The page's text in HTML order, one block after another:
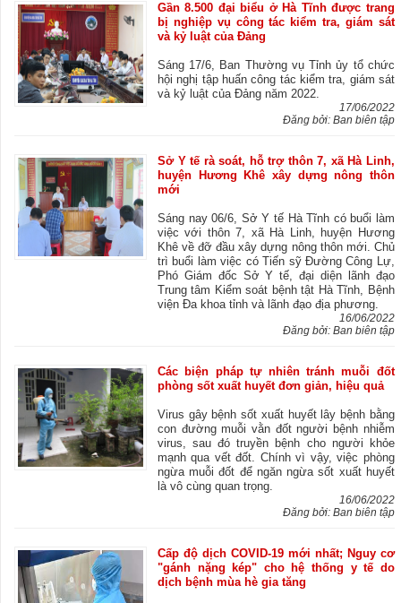
Gần 8.500 đại biểu ở Hà Tĩnh được trang
bị nghiệp vụ công tác kiểm tra, giám sát
và kỷ luật của Đảng
Sáng 17/6, Ban Thường vụ Tỉnh ủy tổ chức
hội nghị tập huấn công tác kiểm tra, giám sát
và kỷ luật của Đảng năm 2022.
17/06/2022
Đăng bởi: Ban biên tập
Sở Y tế rà soát, hỗ trợ thôn 7, xã Hà Linh,
huyện Hương Khê xây dựng nông thôn
mới
Sáng nay 06/6, Sở Y tế Hà Tĩnh có buổi làm
việc với thôn 7, xã Hà Linh, huyện Hương
Khê về đỡ đầu xây dựng nông thôn mới. Chủ
trì buổi làm việc có Tiến sỹ Đường Công Lự,
Phó Giám đốc Sở Y tế, đại diện lãnh đạo
Trung tâm Kiểm soát bệnh tật Hà Tĩnh, Bệnh
viện Đa khoa tỉnh và lãnh đạo địa phương.
16/06/2022
Đăng bởi: Ban biên tập
Các biện pháp tự nhiên tránh muỗi đốt
phòng sốt xuất huyết đơn giản, hiệu quả
Virus gây bệnh sốt xuất huyết lây bệnh bằng
con đường muỗi vằn đốt người bệnh nhiễm
virus, sau đó truyền bệnh cho người khỏe
mạnh qua vết đốt. Chính vì vậy, việc phòng
ngừa muỗi đốt để ngăn ngừa sốt xuất huyết
là vô cùng quan trọng.
16/06/2022
Đăng bởi: Ban biên tập
Cấp độ dịch COVID-19 mới nhất; Nguy cơ
"gánh nặng kép" cho hệ thống y tế do
dịch bệnh mùa hè gia tăng